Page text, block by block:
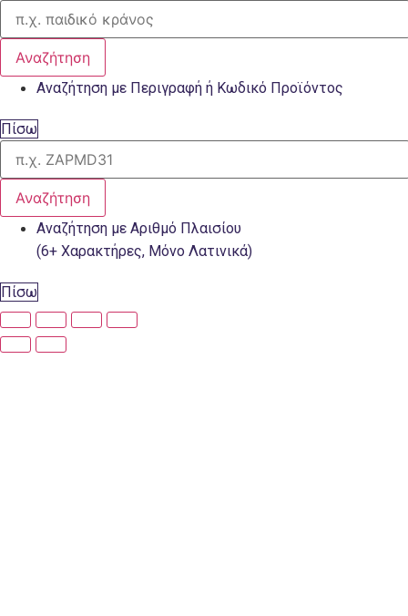
Αναζήτηση
Αναζήτηση με Περιγραφή ή Κωδικό Προϊόντος
Πίσω
Αναζήτηση
Αναζήτηση με Αριθμό Πλαισίου
(6+ Χαρακτήρες, Μόνο Λατινικά)
Πίσω